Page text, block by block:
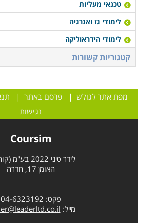
טכנאי מעליות
לימודי גז ואנרגיה
לימודי הידראוליקה
קטגוריות קשורות
מפת אתר לגולש |פרסם באתר |
נגישות
Coursim
לידר סיני 2022 בע"מ (קורסים)
האומן 17, חדרה
פקס: 04-6323192
מייל: